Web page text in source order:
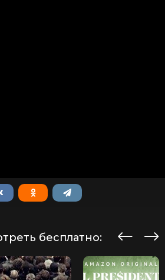
бесплатно: